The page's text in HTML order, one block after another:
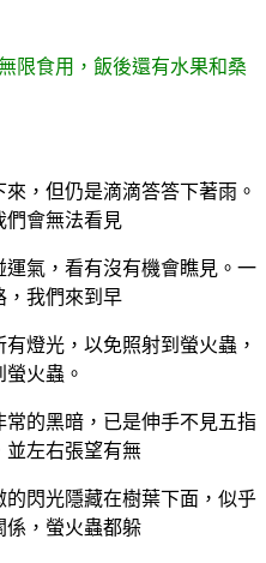
限食用，飯後還有水果和桑
，但仍是滴滴答答下著雨。
們會無法看見
氣，看有沒有機會瞧見。一
，我們來到早
燈光，以免照射到螢火蟲，
火蟲。
的黑暗，已是伸手不見五指
並左右張望有無
閃光隱藏在樹葉下面，似乎
係，螢火蟲都躲